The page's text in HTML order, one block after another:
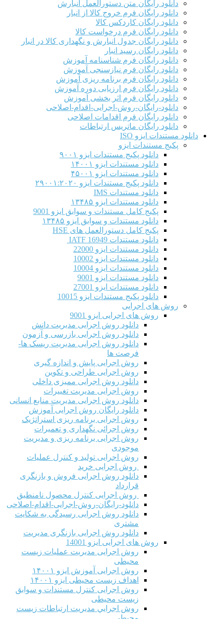
دانلود رایگان متن دستورالعمل انبارش
دانلود رایگان فرم خروج کالا از انبار
دانلود رایگان کاردکس کالا
دانلود رایگان فرم درخواست کالا
دانلود رایگان جدول انبارش و نگهداری کالا در انبار
دانلود رایگان رسید انبار
دانلود رایگان فرم شناسنامه آموزش
دانلود رایگان فرم نیازسنجی آموزش
دانلود رایگان فرم برنامه ریزی آموزش
دانلود رایگان فرم ارزیابی دوره آموزش
دانلود رایگان فرم اثر بخشی آموزش
دانلود-رایگان-روش-اجرایی-اقدام-اصلاحی
دانلود رایگان فرم اقدامات اصلاحی
دانلود رایگان ماتریس ارتباطات
دانلود مستندات ایزو ISO
پکیج مستندات ایزو
دانلود پکیج مستندات ایزو ۹۰۰۱
دانلود مستندات ایزو ۱۴۰۰۱
دانلود مستندات ایزو ۴۵۰۰۱
دانلود پکیج مستندات ایزو ۲۹۰۰۱:۲۰۲۰
دانلود مستندات IMS
دانلود مستندات ایزو ۱۳۴۸۵
پکیج کامل مستندات و سوابق ایزو 9001
دانلود مستندات و سوابق ایزو ۱۳۴۸۵
پکیج کامل دستورالعمل های HSE
دانلود مستندات IATF 16949
دانلود مستندات ایزو 22000
دانلود مستندات ایزو 10002
دانلود مستندات ایزو 10004
دانلود مستندات ایزو 9001
دانلود مستندات ایزو 27001
دانلود پکیج مستندات ایزو 10015
روش های اجرایی
روش های اجرایی ایزو 9001
دانلود روش اجرایی مدیریت دانش
دانلود روش اجرایی بازرسی و آزمون
دانلود روش اجرایی مدیریت ریسک ها-
فرصت ها
روش اجرایی پایش و اندازه گیری
روش اجرایی طراحی و تکوین
دانلود روش اجرایی ممیزی داخلی
روش اجرایی مدیریت تغییرات
دانلود روش اجرایی مدیریت منابع انسانی
دانلود رایگان روش اجرایی آموزش
روش اجرایی برنامه ریزی استراتژیک
روش اجرائی نگهداری و تعمیرات
روش اجرایی برنامه ریزی و مدیریت
موجودی
روش اجرایی تولید و کنترل عملیات
روش اجرایی خرید
دانلود روش اجرایی فروش و بازنگری
قرارداد
روش اجرایی کنترل محصول نامنطبق
دانلود-رایگان-روش-اجرایی-اقدام-اصلاحی
دانلود روش اجرایی رسیدگی به شکایت
مشتری
دانلود روش اجرایی بازنگری مدیریت
روش های اجرایی ایزو 14001
روش اجرایی مدیریت عملیات زیست
محیطی
روش اجرایی آموزش ایزو ۱۴۰۰۱
اهداف زیست محیطی ایزو ۱۴۰۰۱
روش اجرایی کنترل مستندات و سوابق
زیست محیطی
روش اجرايي مدیریت ارتباطات زیست